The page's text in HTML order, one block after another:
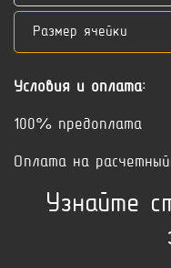
Размер ячейки
Условия и оплата:
100% предоплата
Оплата на
Узнайте